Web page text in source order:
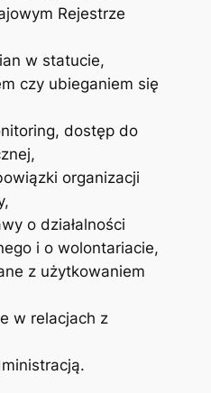
Rejestrze
w statucie,
czy ubieganiem się
dostęp do
organizacji
o działalności
i o wolontariacie,
z użytkowaniem
w relacjach z